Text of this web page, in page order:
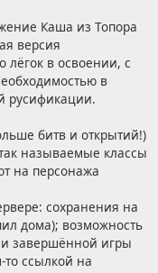
Каша из Топора
версия
лёгок в освоении, с
в
русификации.
битв и открытий!)
называемые классы
на персонажа
сохранения на
дома); возможность
завершённой игры
ссылкой на